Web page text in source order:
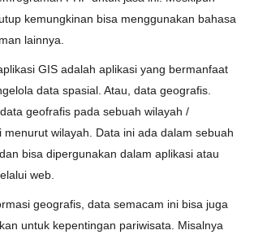
kemungkinan bisa menggunakan bahasa
lainnya.
GIS adalah aplikasi yang bermanfaat
data spasial. Atau, data geografis.
geofrafis pada sebuah wilayah /
menurut wilayah. Data ini ada dalam sebuah
bisa dipergunakan dalam aplikasi atau
web.
geografis, data semacam ini bisa juga
untuk kepentingan pariwisata. Misalnya